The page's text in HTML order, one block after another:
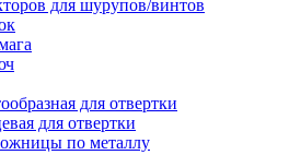
для шурупов/винтов
для отвертки
для отвертки
по металлу